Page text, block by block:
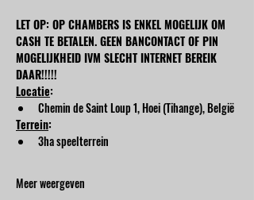
LET OP: OP CHAMBERS IS ENKEL MOGELIJK OM
CASH TE BETALEN. GEEN BANCONTACT OF PIN
MOGELIJKHEID IVM SLECHT INTERNET BEREIK
DAAR!!!!!
Locatie:
Chemin de Saint Loup 1, Hoei (Tihange), België
Terrein:
3ha speelterrein
Meer weergeven